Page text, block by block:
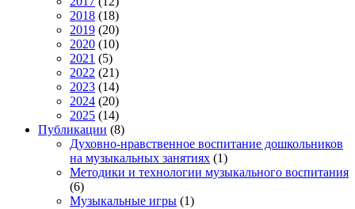
2018 (18)
2019 (20)
2020 (10)
2021 (5)
2022 (21)
2023 (14)
2024 (20)
2025 (14)
Публикации (8)
Духовно-нравственное воспитание дошкольников
на музыкальных занятиях (1)
Методики и технологии музыкального воспитания
(6)
Музыкальные игры (1)